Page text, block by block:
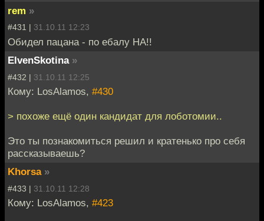
rem »
#431 | 31.10.11 12:23
Обидел пацана - по ебалу НА!!
ElvenSkotina »
#432 | 31.10.11 12:25
Кому: LosAlamos, #430
> поxоже ещё один кандидат для лоботомии..
Это ты познакомиться решил и кратенько про себя
рассказываешь?
Khorsa »
#433 | 31.10.11 12:28
Кому: LosAlamos, #423